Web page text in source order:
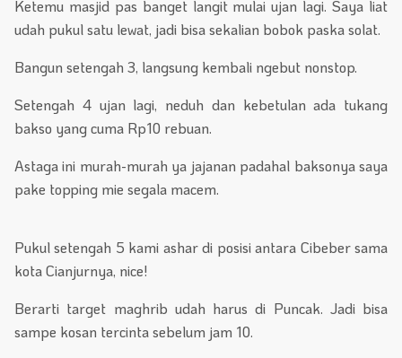
Ketemu masjid pas banget langit mulai ujan lagi. Saya liat
udah pukul satu lewat, jadi bisa sekalian bobok paska solat.
Bangun setengah 3, langsung kembali ngebut nonstop.
Setengah 4 ujan lagi, neduh dan kebetulan ada tukang
bakso yang cuma Rp10 rebuan.
Astaga ini murah-murah ya jajanan padahal baksonya saya
pake topping mie segala macem.
Pukul setengah 5 kami ashar di posisi antara Cibeber sama
kota Cianjurnya, nice!
Berarti target maghrib udah harus di Puncak. Jadi bisa
sampe kosan tercinta sebelum jam 10.